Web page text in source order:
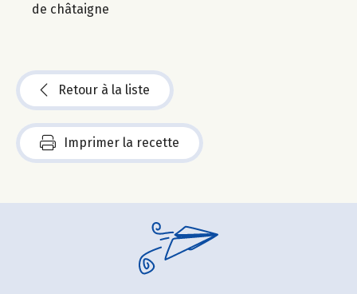
de châtaigne
Retour à la liste
Imprimer la recette